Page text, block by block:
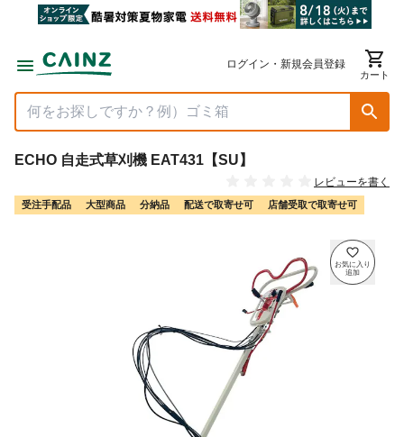
ログイン・新規会員登録
カート
ECHO 自走式草刈機 EAT431【SU】
レビューを書く
受注手配品 大型商品 分納品 配送で取寄せ可 店舗受取で取寄せ可